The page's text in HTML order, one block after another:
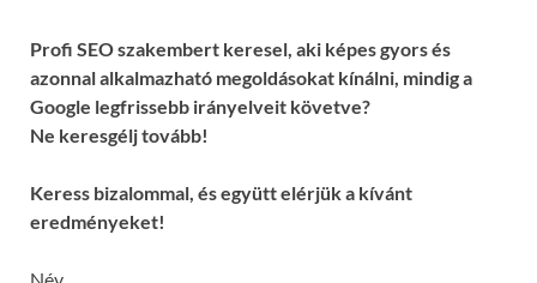
Profi SEO szakembert keresel, aki képes gyors és
azonnal alkalmazható megoldásokat kínálni, mindig a
Google legfrissebb irányelveit követve?
Ne keresgélj tovább!
Keress bizalommal, és együtt elérjük a kívánt
eredményeket!